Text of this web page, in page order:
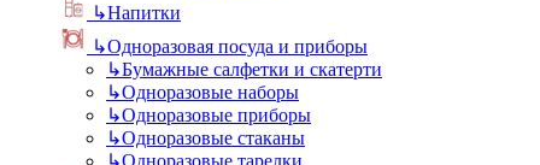
↳Напитки
↳Одноразовая посуда и приборы
↳Бумажные салфетки и скатерти
↳Одноразовые наборы
↳Одноразовые приборы
↳Одноразовые стаканы
↳Одноразовые тарелки